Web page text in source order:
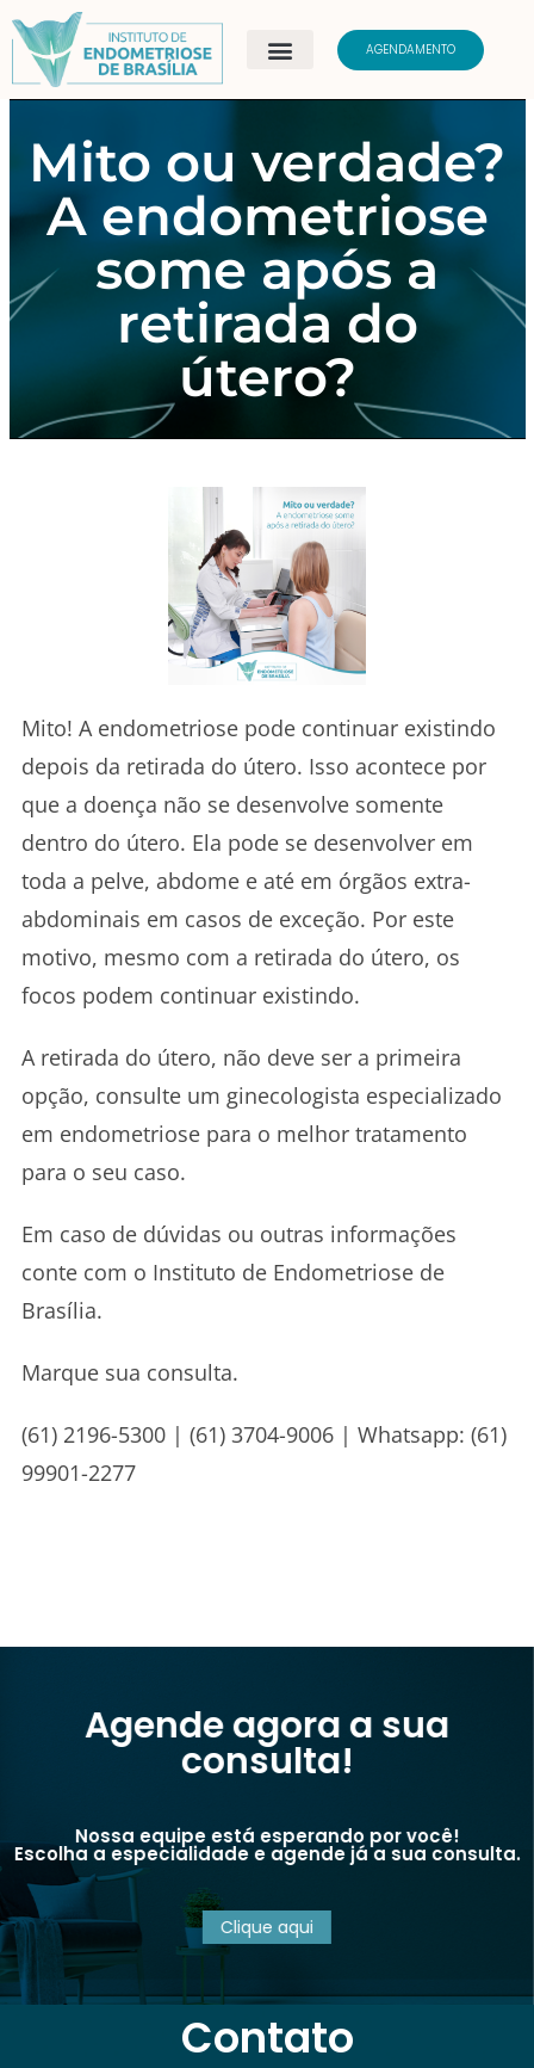
AGENDAMENTO
Mito ou verdade?
A endometriose
some após a
retirada do
útero?
Mito! A endometriose pode continuar existindo
depois da retirada do útero. Isso acontece por
que a doença não se desenvolve somente
dentro do útero. Ela pode se desenvolver em
toda a pelve, abdome e até em órgãos extra-
abdominais em casos de exceção. Por este
motivo, mesmo com a retirada do útero, os
focos podem continuar existindo.
A retirada do útero, não deve ser a primeira
opção, consulte um ginecologista especializado
em endometriose para o melhor tratamento
para o seu caso.
Em caso de dúvidas ou outras informações
conte com o Instituto de Endometriose de
Brasília.
Marque sua consulta.
(61) 2196-5300 | (61) 3704-9006 | Whatsapp: (61)
99901-2277
Agende agora a sua
consulta!
Nossa equipe está esperando por você!
Escolha a especialidade e agende já a sua consulta.
Clique aqui
Contato